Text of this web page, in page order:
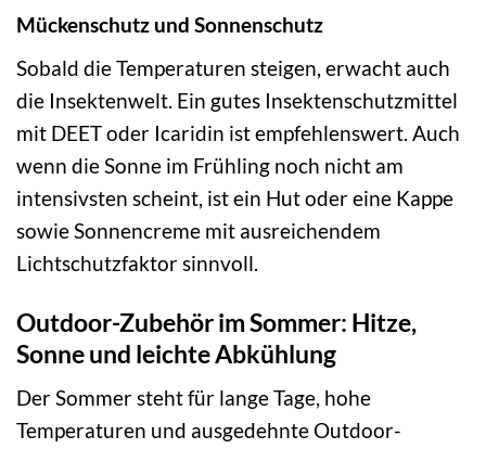
Mückenschutz und Sonnenschutz
Sobald die Temperaturen steigen, erwacht auch
die Insektenwelt. Ein gutes Insektenschutzmittel
mit DEET oder Icaridin ist empfehlenswert. Auch
wenn die Sonne im Frühling noch nicht am
intensivsten scheint, ist ein Hut oder eine Kappe
sowie Sonnencreme mit ausreichendem
Lichtschutzfaktor sinnvoll.
Outdoor-Zubehör im Sommer: Hitze,
Sonne und leichte Abkühlung
Der Sommer steht für lange Tage, hohe
Temperaturen und ausgedehnte Outdoor-